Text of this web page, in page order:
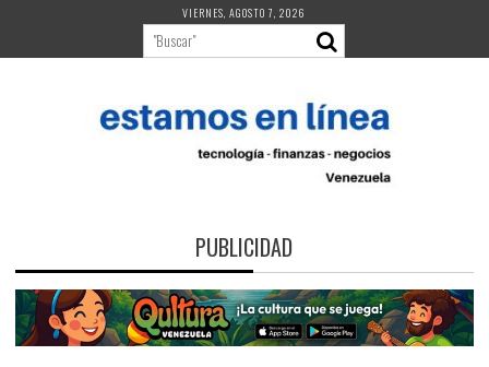
contenido
VIERNES, AGOSTO 7, 2026
PUBLICIDAD